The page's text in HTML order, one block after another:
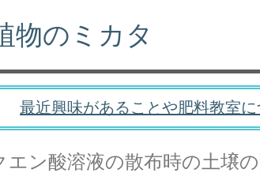
物のミカタ
最近興味があることや肥料教室
エン酸溶液の散布時の土壌